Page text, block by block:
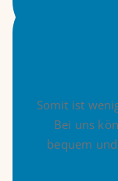
Somit ist
Bei uns
bequem